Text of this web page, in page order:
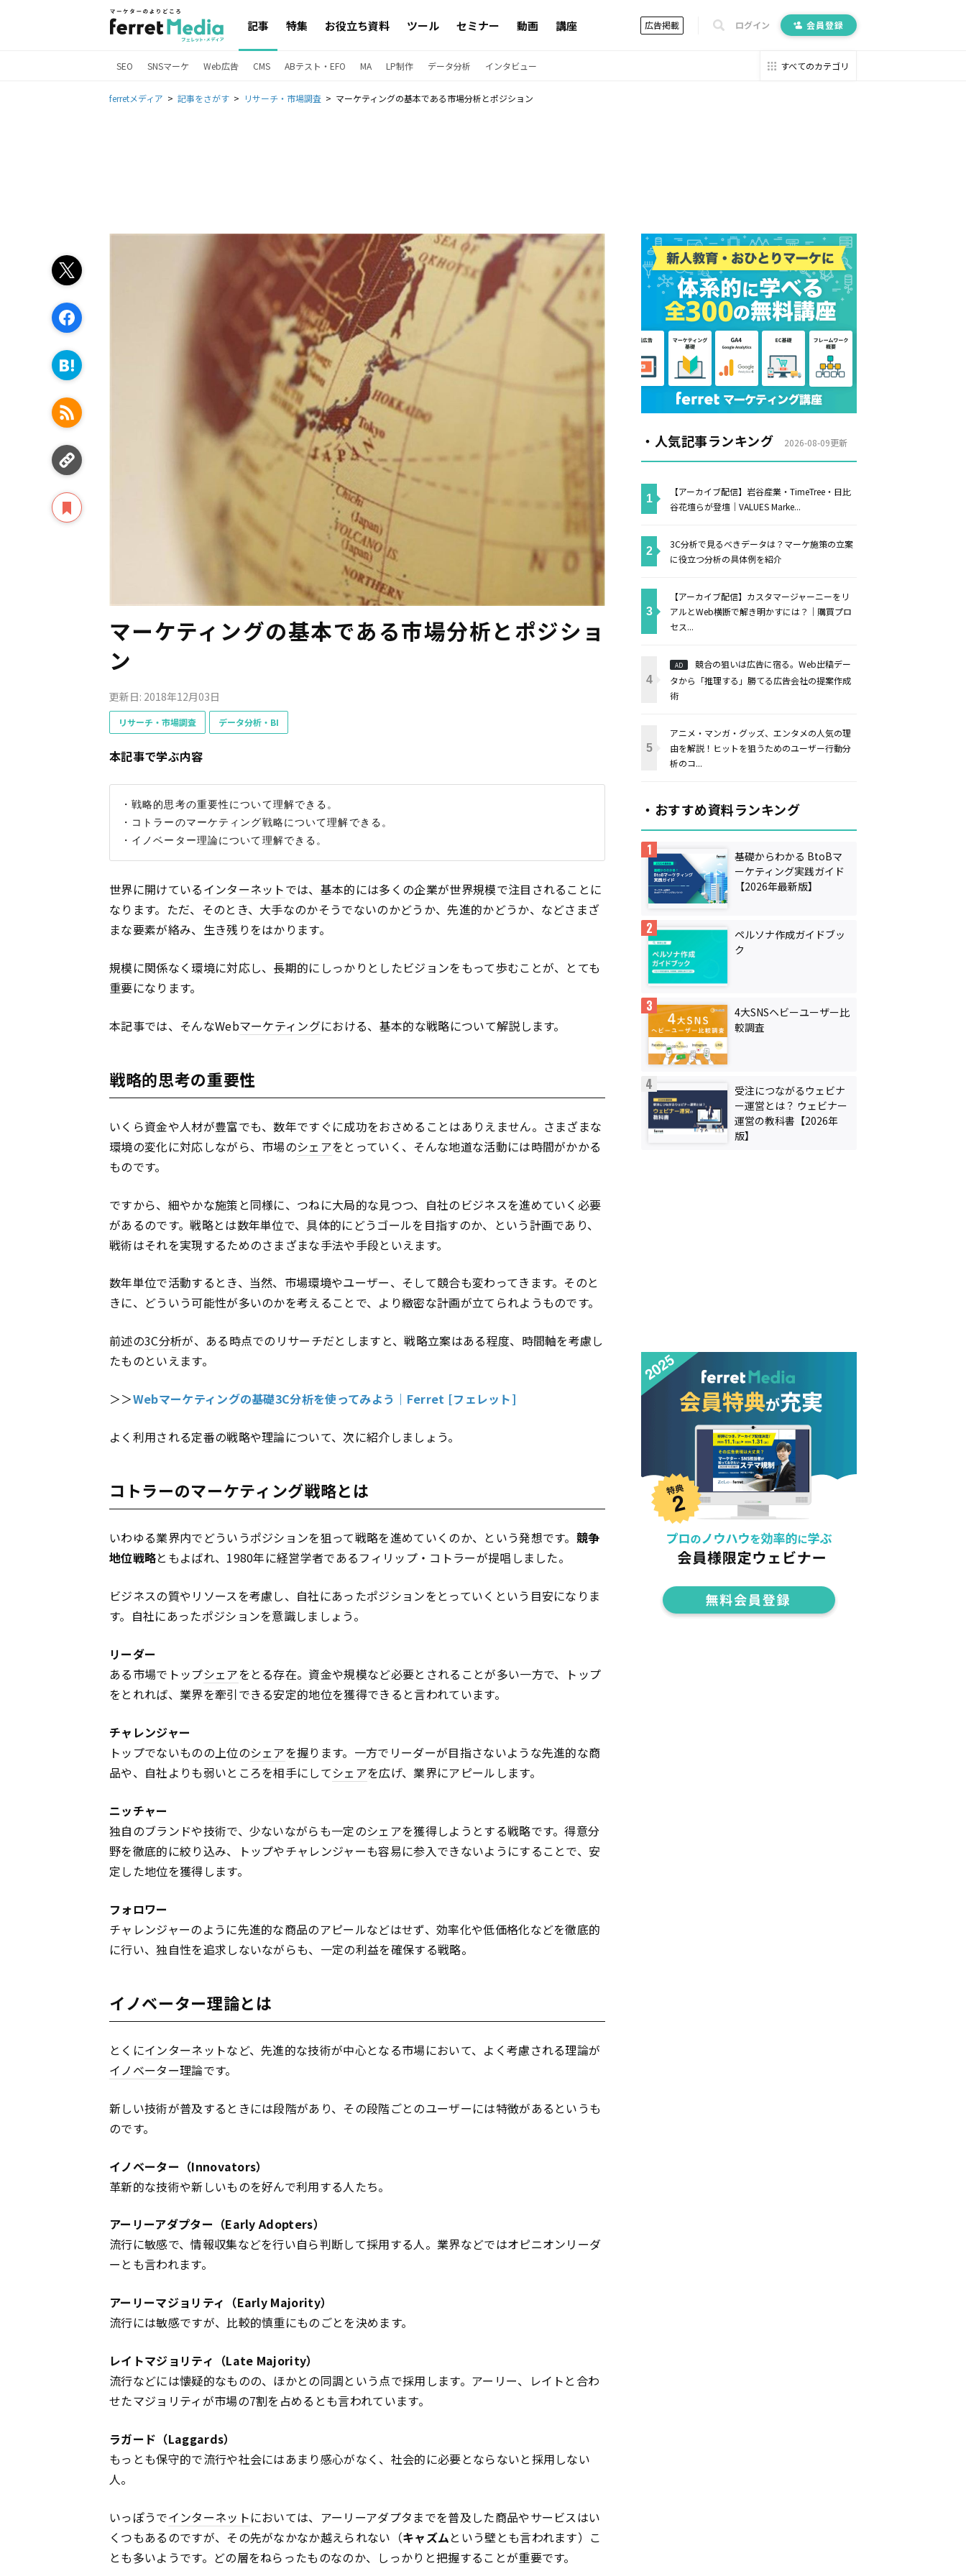
記事 特集 お役立ち資料 ツール セミナー 動画 講座 広告掲載 ログイン 会員登録
SEO SNSマーケ Web広告 CMS ABテスト・EFO MA LP制作 データ分析 インタビュー すべてのカテゴリ
ferretメディア 記事をさがす リサーチ・市場調査 マーケティングの基本である市場分析とポジション
マーケティングの基本である市場分析とポジショ
ン
更新日: 2018年12月03日
リサーチ・市場調査 データ分析・BI
本記事で学ぶ内容
・戦略的思考の重要性について理解できる。
・コトラーのマーケティング戦略について理解できる。
世界に開けているインターネットでは、基本的には多くの企業が世界規模で注目されることに
なります。ただ、そのとき、大手なのかそうでないのかどうか、先進的かどうか、などさまざ
まな要素が絡み、生き残りをはかります。
規模に関係なく環境に対応し、長期的にしっかりとしたビジョンをもって歩むことが、とても
重要になります。
本記事では、そんなWebマーケティングにおける、基本的な戦略について解説します。
戦略的思考の重要性
いくら資金や人材が豊富でも、数年ですぐに成功をおさめることはありえません。さまざまな
環境の変化に対応しながら、市場のシェアをとっていく、そんな地道な活動には時間がかかる
ものです。
ですから、細やかな施策と同様に、つねに大局的な見つつ、自社のビジネスを進めていく必要
があるのです。戦略とは数年単位で、具体的にどうゴールを目指すのか、という計画であり、
戦術はそれを実現するためのさまざまな手法や手段といえます。
数年単位で活動するとき、当然、市場環境やユーザー、そして競合も変わってきます。そのと
きに、どういう可能性が多いのかを考えることで、より緻密な計画が立てられようものです。
前述の3C分析が、ある時点でのリサーチだとしますと、戦略立案はある程度、時間軸を考慮し
たものといえます。
＞＞Webマーケティングの基礎3C分析を使ってみよう｜Ferret [フェレット]
よく利用される定番の戦略や理論について、次に紹介しましょう。
コトラーのマーケティング戦略とは
いわゆる業界内でどういうポジションを狙って戦略を進めていくのか、という発想です。 競争
地位戦略ともよばれ、1980年に経営学者であるフィリップ・コトラーが提唱しました。
ビジネスの質やリソースを考慮し、自社にあったポジションをとっていくという目安になりま
す。自社にあったポジションを意識しましょう。
リーダー
ある市場でトップシェアをとる存在。資金や規模など必要とされることが多い一方で、トップ
をとれれば、業界を牽引できる安定的地位を獲得できると言われています。
チャレンジャー
トップでないものの上位のシェアを握ります。一方でリーダーが目指さないような先進的な商
品や、自社よりも弱いところを相手にしてシェアを広げ、業界にアピールします。
ニッチャー
独自のブランドや技術で、少ないながらも一定のシェアを獲得しようとする戦略です。得意分
野を徹底的に絞り込み、トップやチャレンジャーも容易に参入できないようにすることで、安
定した地位を獲得します。
フォロワー
チャレンジャーのように先進的な商品のアピールなどはせず、効率化や低価格化などを徹底的
に行い、独自性を追求しないながらも、一定の利益を確保する戦略。
イノベーター理論とは
とくにインターネットなど、先進的な技術が中心となる市場において、よく考慮される理論が
イノベーター理論です。
新しい技術が普及するときには段階があり、その段階ごとのユーザーには特徴があるというも
のです。
イノベーター（Innovators）
革新的な技術や新しいものを好んで利用する人たち。
アーリーアダプター（Early Adopters）
流行に敏感で、情報収集などを行い自ら判断して採用する人。業界などではオピニオンリーダ
ーとも言われます。
アーリーマジョリティ（Early Majority）
流行には敏感ですが、比較的慎重にものごとを決めます。
レイトマジョリティ（Late Majority）
流行などには懐疑的なものの、ほかとの同調という点で採用します。アーリー、レイトと合わ
せたマジョリティが市場の7割を占めるとも言われています。
ラガード（Laggards）
もっとも保守的で流行や社会にはあまり感心がなく、社会的に必要とならないと採用しない
人。
いっぽうでインターネットにおいては、アーリーアダプタまでを普及した商品やサービスはい
くつもあるのですが、その先がなかなか越えられない（キャズムという壁とも言われます）こ
とも多いようです。どの層をねらったものなのか、しっかりと把握することが重要です。
・人気記事ランキング 2026-08-09更新
【アーカイブ配信】岩谷産業・TimeTree・日比
谷花壇らが登壇｜VALUES Marke...
3C分析で見るべきデータは？マーケ施策の立案
に役立つ分析の具体例を紹介
【アーカイブ配信】カスタマージャーニーをリ
アルとWeb横断で解き明かすには？｜購買プロ
セス...
AD
競合の狙いは広告に宿る。Web出稿デー
タから「推理する」勝てる広告会社の提案作成
術
アニメ・マンガ・グッズ、エンタメの人気の理
由を解説！ヒットを狙うためのユーザー行動分
析のコ...
・おすすめ資料ランキング
基礎からわかる BtoBマ
ーケティング実践ガイド
【2026年最新版】
ペルソナ作成ガイドブッ
ク
4大SNSヘビーユーザー比
較調査
受注につながるウェビナ
ー運営とは？ ウェビナー
運営の教科書【2026年
版】